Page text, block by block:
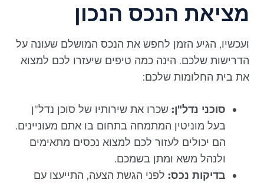
מציאת הנכס הנכון
ועכשיו, הגיע הזמן לחפש את הנכס המושלם שעונה על
הדרישות שלכם. הינה כמה טיפים שיעזרו לכם למצוא
את בית החלומות שלכם:
סוכני נדל"ן:שכרו את שירותיו של סוכן נדל"ן
בעל מוניטין המתמחה בתחום בו אתם מעוניינים.
הם יכולים לעזור לכם למצוא נכסים מתאימים
ולנהל משא ומתן בשמכם.
בדיקות נכס:לפני הגשת הצעה, התייעצו עם